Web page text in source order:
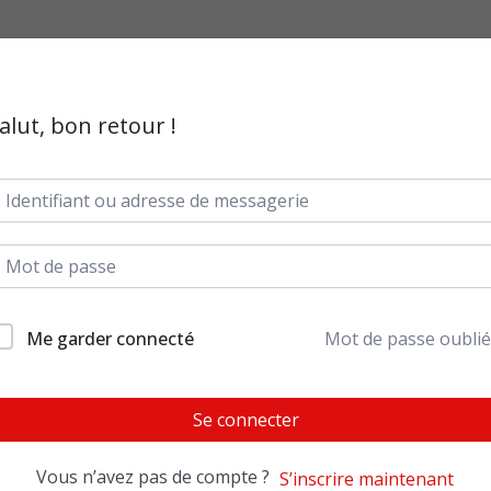
bon retour !
Me garder connecté Mot de passe
Se connecter
Vous n’avez pas de compte ? S’inscrire maintenant